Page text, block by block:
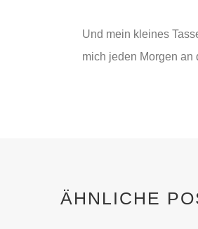
Und mein kleines
mich jeden Morgen an
ÄHNLICHE